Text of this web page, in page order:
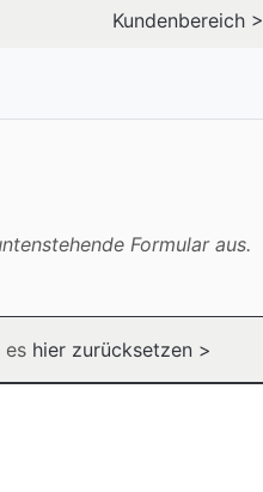
Kundenbereich >
Formular aus.
es hier zurücksetzen >